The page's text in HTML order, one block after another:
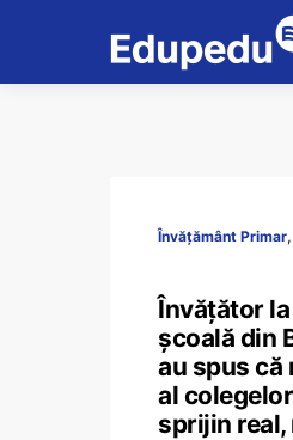
Învățământ Primar
Învățător la
școală din
au spus că
al
sprijin